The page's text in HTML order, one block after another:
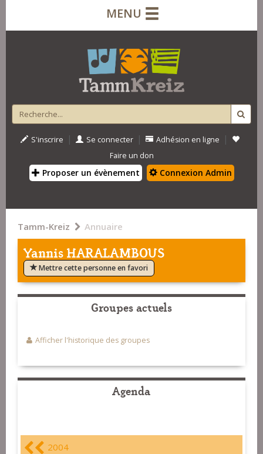
MENU
S'inscrire | Se connecter | Adhésion en ligne |
Faire un don
Proposer un évènement Connexion Admin
Tamm-Kreiz Annuaire
Yannis HARALAMBOUS
Mettre cette personne en favori
Groupes actuels
Afficher l'historique des groupes
Agenda
2004